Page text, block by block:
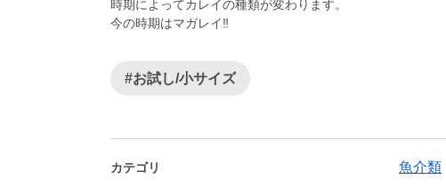
時期によってカレイの種類が変わります。
今の時期はマガレイ‼️
#お試し/小サイズ
カテゴリ 魚介類